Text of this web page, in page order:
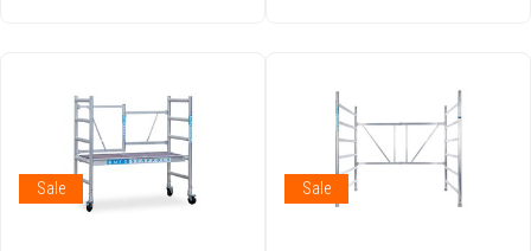
Sale Sale